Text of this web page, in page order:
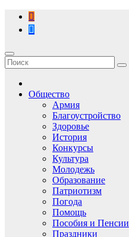
Перейти
содержимому
Общество
Армия
Благоустройство
Здоровье
История
Конкурсы
Культура
Молодежь
Образование
Патриотизм
Погода
Помощь
Пособия и Пенсии
Праздники